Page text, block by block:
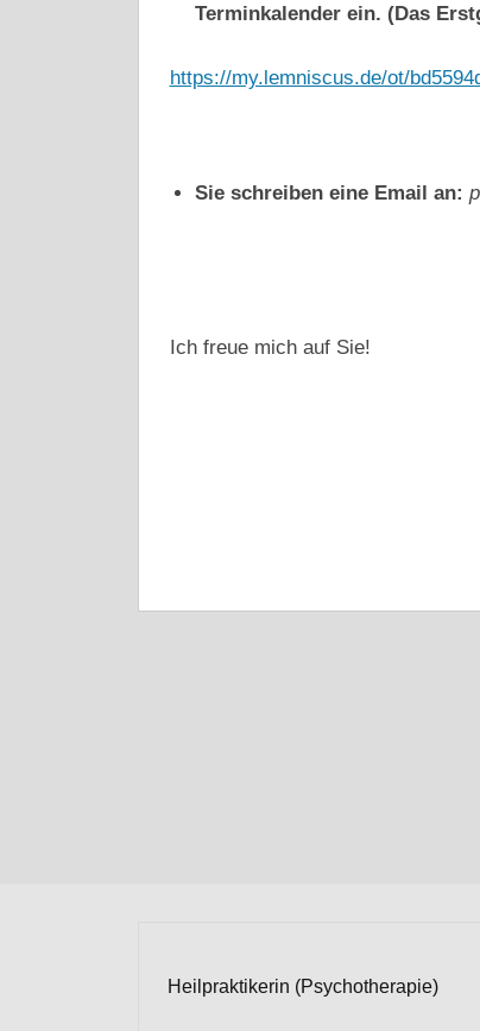
Terminkalender ein. (Das
https://my.lemniscus.de/ot/
Sie schreiben eine Email an:
Ich freue mich auf Sie!
Heilpraktikerin (Psychotherapie)